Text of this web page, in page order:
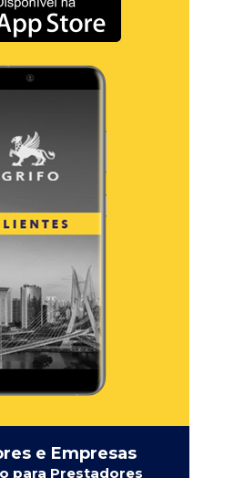
e Empresas
para Prestadores